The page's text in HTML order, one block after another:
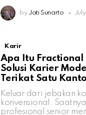
by Jati Sunarto
Karir
Apa Itu Fractional
Solusi Karier
Terikat Satu
Keluar dari jebakan
konvensional.
profesional senior